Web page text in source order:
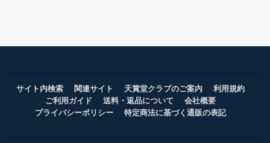
サイト内検索 関連サイト 天賞堂クラブのご案内
利用規約
ご利用ガイド
送料・返品について
会社概要
プライバシーポリシー
特定商法に基づく通販の表記